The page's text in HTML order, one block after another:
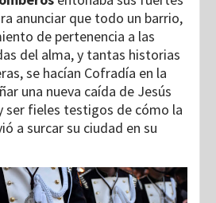
anunciar que todo un barrio,
de pertenencia a las
del alma, y tantas historias
se hacían Cofradía en la
una nueva caída de Jesús
ser fieles testigos de cómo la
a surcar su ciudad en su